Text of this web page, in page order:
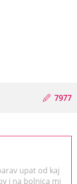
7977
upat od kaj
i na bolnica mi